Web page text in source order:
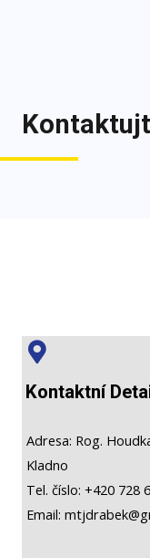
Kontaktní
Adresa: Rog.
Kladno
Tel. číslo: +420 728
Email: